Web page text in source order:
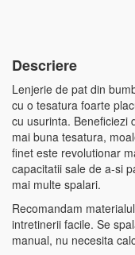
Descriere
Lenjerie de pat din
cu o tesatura foarte
cu usurinta. Beneficiezi
mai buna tesatura,
finet este revolutionar
capacitatii sale de a-si
mai multe spalari.
Recomandam
intretinerii facile. Se
manual, nu necesita